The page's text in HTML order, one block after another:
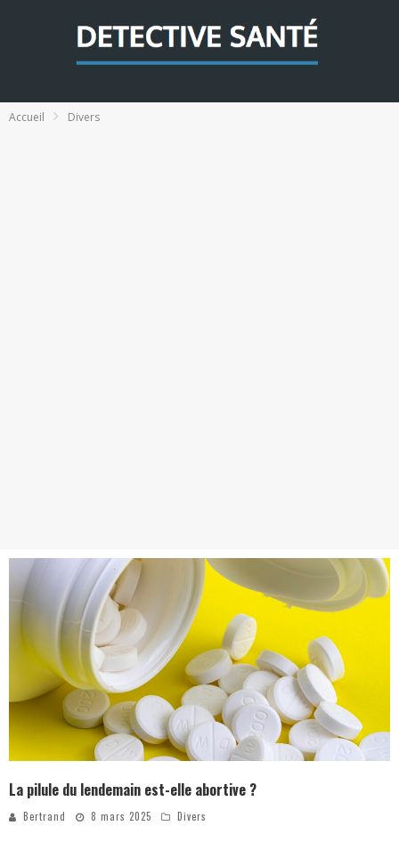
Accueil Divers
La pilule du lendemain est-elle abortive ?
Bertrand 8 mars 2025 Divers